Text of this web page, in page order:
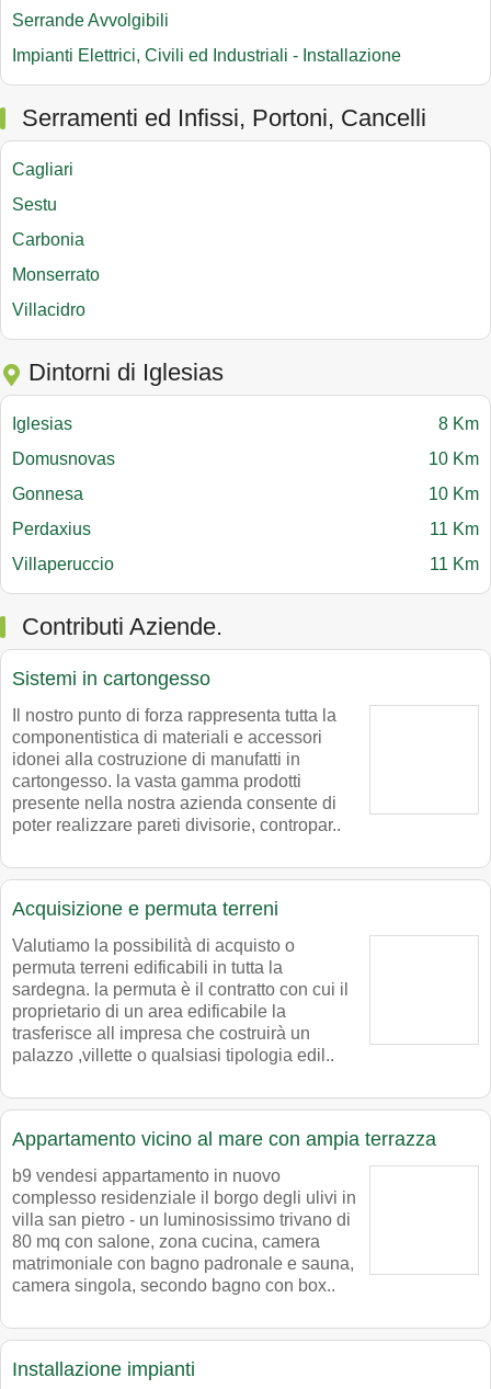
Serrande Avvolgibili
Impianti Elettrici, Civili ed Industriali - Installazione
Serramenti ed Infissi, Portoni, Cancelli
Cagliari
Sestu
Carbonia
Monserrato
Villacidro
Dintorni di Iglesias
Iglesias
8 Km
Domusnovas
10 Km
Gonnesa
10 Km
Perdaxius
11 Km
Villaperuccio
11 Km
Contributi Aziende.
Sistemi in cartongesso
Il nostro punto di forza rappresenta tutta la
componentistica di materiali e accessori
idonei alla costruzione di manufatti in
cartongesso. la vasta gamma prodotti
presente nella nostra azienda consente di
poter realizzare pareti divisorie, contropar..
Acquisizione e permuta terreni
Valutiamo la possibilità di acquisto o
permuta terreni edificabili in tutta la
sardegna. la permuta è il contratto con cui il
proprietario di un area edificabile la
trasferisce all impresa che costruirà un
palazzo ,villette o qualsiasi tipologia edil..
Appartamento vicino al mare con ampia terrazza
b9 vendesi appartamento in nuovo
complesso residenziale il borgo degli ulivi in
villa san pietro - un luminosissimo trivano di
80 mq con salone, zona cucina, camera
matrimoniale con bagno padronale e sauna,
camera singola, secondo bagno con box..
Installazione impianti